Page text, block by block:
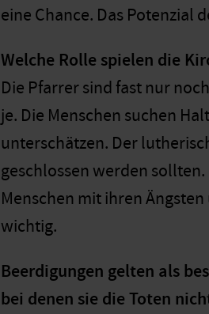
eine Chance. Das Potenzial
Welche Rolle spielen die
Die Pfarrer sind fast nur
je. Die Menschen suchen
unterschätzen. Der
geschlossen werden
Menschen mit ihren
wichtig.
Beerdigungen gelten als
bei denen sie die Toten